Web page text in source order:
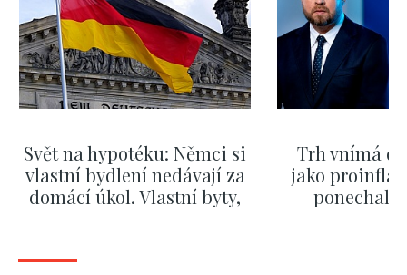
Svět na hypotéku: Němci si
vlastní bydlení nedávají za
domácí úkol. Vlastní byty,
Trh vnímá
jako
ponechali